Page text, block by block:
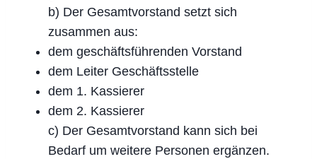
b) Der Gesamtvorstand setzt sich
zusammen aus:
dem geschäftsführenden Vorstand
dem Leiter Geschäftsstelle
dem 1. Kassierer
dem 2. Kassierer
c) Der Gesamtvorstand kann sich bei
Bedarf um weitere Personen ergänzen.